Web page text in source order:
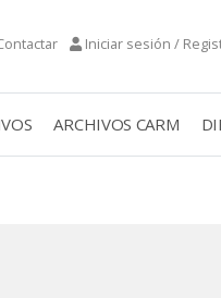
Iniciar sesión /
ARCHIVOS CARM